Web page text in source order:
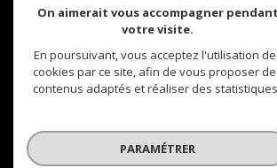
© 2026 | Tous droits réservés
Nos honoraires
Nos partenaires
On aimerait vous accompagner pendant
votre visite.
En poursuivant, vous acceptez l'utilisation
cookies par ce site, afin de vous proposer
contenus adaptés et réaliser des
PARAMÉTRER